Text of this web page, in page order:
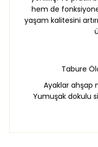
hem de
yaşam kalitesini
Tabure
Ayaklar ahşap
Yumuşak dokulu